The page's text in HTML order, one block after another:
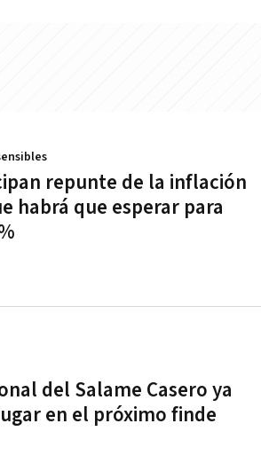
repunte de la inflación
habrá que esperar para
del Salame Casero ya
en el próximo finde